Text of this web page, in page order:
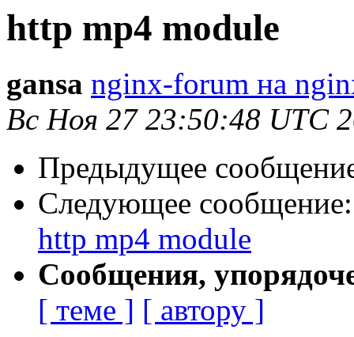
http mp4 module
gansa nginx-forum на
Вс Ноя 27 23:50:48 UTC
Предыдущее
Следующее
http mp4 module
Сообщения,
[ теме ] [ автору ]